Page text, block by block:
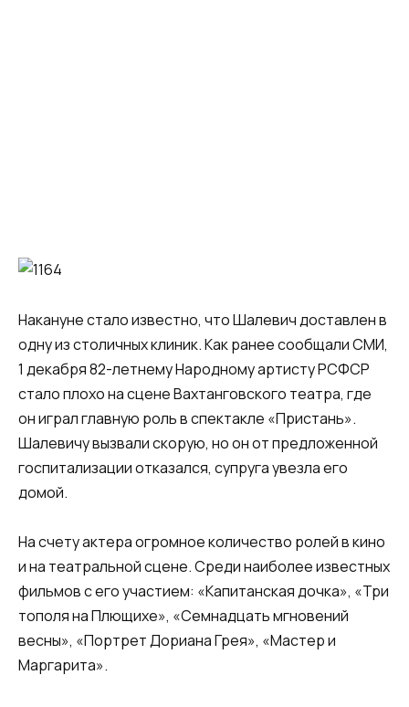
Накануне стало известно, что Шалевич доставлен в
одну из столичных клиник. Как ранее сообщали СМИ,
1 декабря 82-летнему Народному артисту РСФСР
стало плохо на сцене Вахтанговского театра, где
он играл главную роль в спектакле «Пристань».
Шалевичу вызвали скорую, но он от предложенной
госпитализации отказался, супруга увезла его
домой.
На счету актера огромное количество ролей в кино
и на театральной сцене. Среди наиболее известных
фильмов с его участием: «Капитанская дочка», «Три
тополя на Плющихе», «Семнадцать мгновений
весны», «Портрет Дориана Грея», «Мастер и
Маргарита».